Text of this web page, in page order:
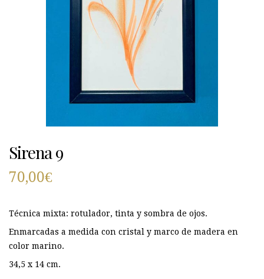
Sirena 9
70,00€
Técnica mixta: rotulador, tinta y sombra de ojos.
Enmarcadas a medida con cristal y marco de madera en
color marino.
34,5 x 14 cm.